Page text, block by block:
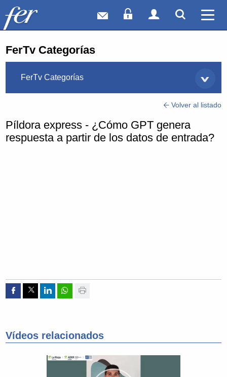
Correo webAcceso Socios
Acceso
FerTv Categorías
FerTv Categorías
Volver al listado
Píldora express - ¿Cómo GPT genera
respuesta a partir de los datos de entrada?
Compartir por Facebook
Compartir por Twitter
Compartir por Linkedin
Compartir por whatsapp
Imprimir
Vídeos relacionados